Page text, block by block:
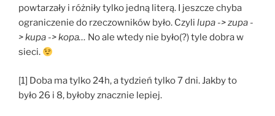
powtarzały i różniły tylko jedną literą. I jeszcze chyba
ograniczenie do rzeczowników było. Czyli lupa -> zupa -
> kupa -> kopa… No ale wtedy nie było(?) tyle dobra w
sieci.
[1] Doba ma tylko 24h, a tydzień tylko 7 dni. Jakby to
było 26 i 8, byłoby znacznie lepiej.